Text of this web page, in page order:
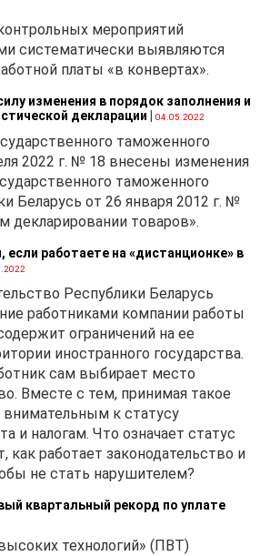
мероприятий
систематически выявляются
платы «в конвертах».
изменения в порядок заполнения и
декларации
04.05.2022
таможенного
2022 г. № 18 внесены изменения
таможенного
Беларусь от 26 января 2012 г. №
декларировании товаров».
если работаете на «дистанционке» в
Республики Беларусь
работниками компании работы
ограничений на ее
иностранного государства.
сам выбирает место
Вместе с тем, принимая такое
к статусу
и налогам. Что означает статус
как работает законодательство и
не стать нарушителем?
квартальный рекорд по уплате
технологий» (ПВТ)